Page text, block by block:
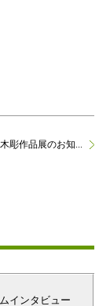
木彫作品展のお知...
インタビュー